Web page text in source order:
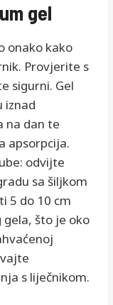
gel
onako kako
Provjerite s
sigurni. Gel
iznad
na dan te
apsorpcija.
odvijte
sa šiljkom
5 do 10 cm
gela, što je oko
s liječnikom.